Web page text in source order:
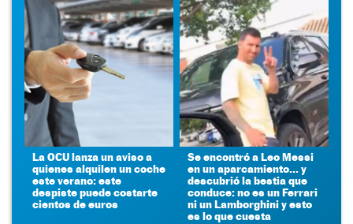
La OCU lanza un aviso a
quienes alquilen un coche
este verano: este
despiste puede costarte
cientos de euros
Se encontró a Leo Messi
en un aparcamiento... y
descubrió la bestia que
conduce: no es un Ferrari
ni un Lamborghini y esto
es lo que cuesta